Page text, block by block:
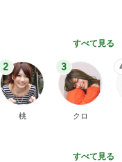
すべて見る
2
桃
3
クロ
すべて見る